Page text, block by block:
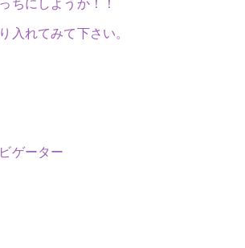
入れてみて下さい。
ゲーター